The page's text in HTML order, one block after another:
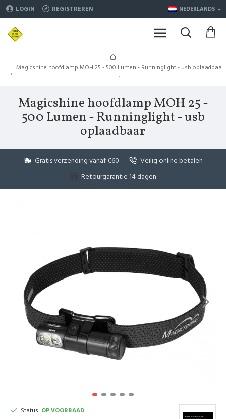
LOGIN REGISTREREN NEDERLANDS
Magicshine hoofdlamp MOH 25 - 500 Lumen - Runninglight - usb oplaadbaa
r
Magicshine hoofdlamp MOH 25 -
500 Lumen - Runninglight - usb
oplaadbaar
Gratis verzending vanaf €60
Veilig online betalen
Retourgarantie 14 dagen
Status: OP VOORRAAD